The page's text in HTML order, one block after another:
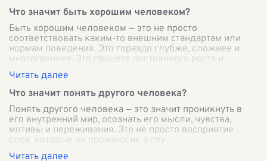
Что значит быть хорошим человеком?
Быть хорошим человеком — это не просто
соответствовать каким-то внешним стандартам или
нормам поведения. Это гораздо глубже, сложнее и
многограннее. Это процесс постоянного роста и
Что значит понять другого человека?
Понять другого человека — это значит проникнуть в
его внутренний мир, осознать его мысли, чувства,
мотивы и переживания. Это не просто восприятие
слов, которые он произносит, а глу